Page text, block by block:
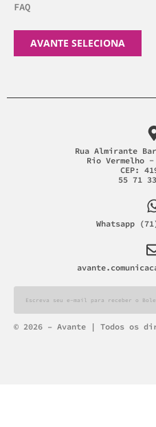
FAQ
AVANTE SELECIONA
Rua Almirante
Rio Vermelho
CEP:
55 71
Whatsapp
Alternative:
© 2026 – Avante | Todos os